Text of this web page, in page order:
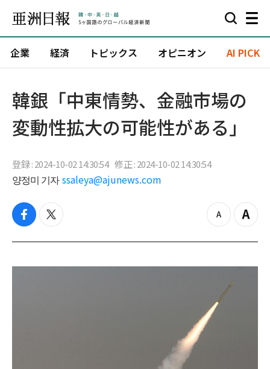
企業 経済 トピックス オピニオン AI PICK
韓銀「中東情勢、金融市場の
変動性拡大の可能性がある」
登録 : 2024-10-02 14:30:54 修正 : 2024-10-02 14:30:54
양정미 기자 ssaleya@ajunews.com
f
c
b
t
i
t
z
o
o
Z
o
i